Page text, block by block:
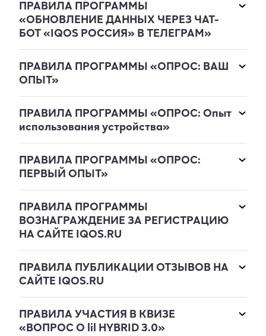
ПРАВИЛА ПРОГРАММЫ
«ОБНОВЛЕНИЕ ДАННЫХ ЧЕРЕЗ ЧАТ-
БОТ «IQOS РОССИЯ» В ТЕЛЕГРАМ»
ПРАВИЛА ПРОГРАММЫ «ОПРОС: ВАШ
ОПЫТ»
ПРАВИЛА ПРОГРАММЫ «ОПРОС: Опыт
использования устройства»
ПРАВИЛА ПРОГРАММЫ «ОПРОС:
ПЕРВЫЙ ОПЫТ»
ПРАВИЛА ПРОГРАММЫ
ВОЗНАГРАЖДЕНИЕ ЗА РЕГИСТРАЦИЮ
НА САЙТЕ IQOS.RU
ПРАВИЛА ПУБЛИКАЦИИ ОТЗЫВОВ НА
САЙТЕ IQOS.RU
ПРАВИЛА УЧАСТИЯ В КВИЗЕ
«ВОПРОС О lil HYBRID 3.0»